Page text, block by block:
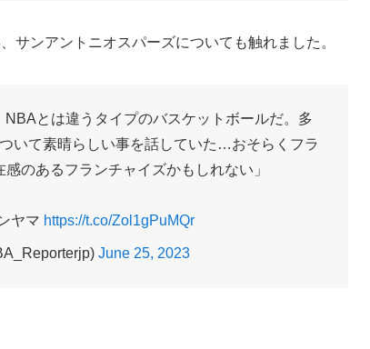
サンアントニオスパーズについても触れました。
NBAとは違うタイプのバスケットボールだ。多
いて素晴らしい事を話していた…おそらくフラ
のあるフランチャイズかもしれない」
ヤマ https://t.co/Zol1gPuMQr
June 25, 2023